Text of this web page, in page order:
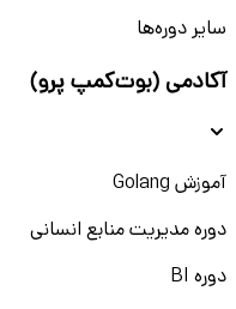
سایر دوره‌ها
آکادمی (بوت‌کمپ پرو)
آموزش Golang
دوره مدیریت منابع انسانی
دوره BI